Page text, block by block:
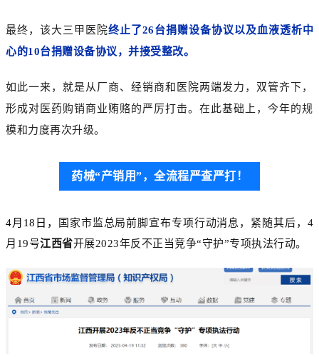
最终，该大三甲医院终止了26台捐赠设备协议以及血液透析中
心的10台捐赠设备协议，并接受整改。
如此一来，就是从厂商、经销商和医院两端发力，双管齐下，
形成对医药购销商业贿赂的严厉打击。在此基础上，今年的规
模和力度再次升级。
药械“产销用”，全流程严查严打！
4月18日，
国家市监总局前脚宣布专项行动消息，紧随其后，4
月19号江西省开展2023年反不正当竞争“守护”专项执法行动。